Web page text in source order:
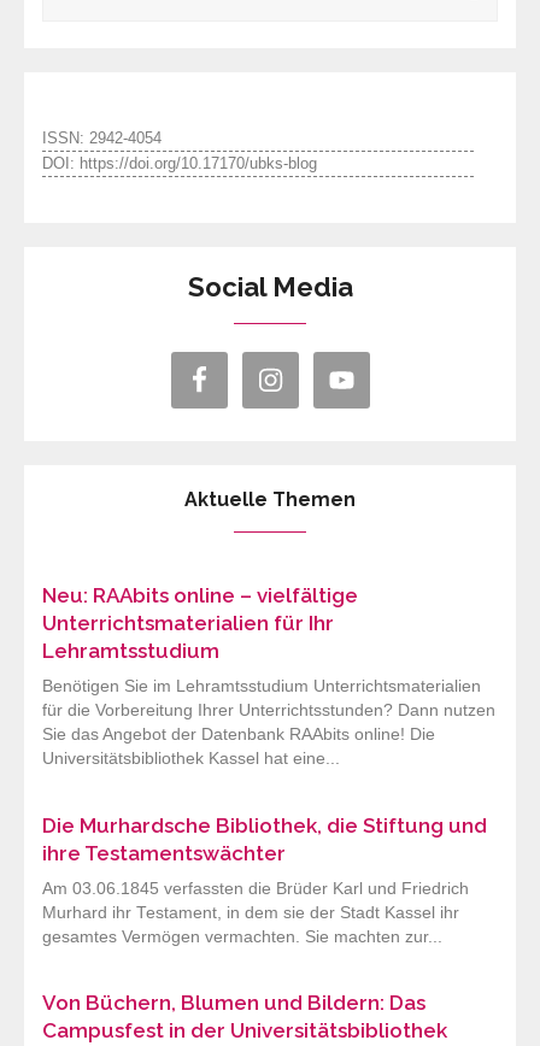
ISSN: 2942-4054
DOI: https://doi.org/10.17170/ubks-blog
Social Media
Aktuelle Themen
Neu: RAAbits online – vielfältige
Unterrichtsmaterialien für Ihr
Lehramtsstudium
Benötigen Sie im Lehramtsstudium Unterrichtsmaterialien
für die Vorbereitung Ihrer Unterrichtsstunden? Dann nutzen
Sie das Angebot der Datenbank RAAbits online! Die
Universitätsbibliothek Kassel hat eine...
Die Murhardsche Bibliothek, die Stiftung und
ihre Testamentswächter
Am 03.06.1845 verfassten die Brüder Karl und Friedrich
Murhard ihr Testament, in dem sie der Stadt Kassel ihr
gesamtes Vermögen vermachten. Sie machten zur...
Von Büchern, Blumen und Bildern: Das
Campusfest in der Universitätsbibliothek